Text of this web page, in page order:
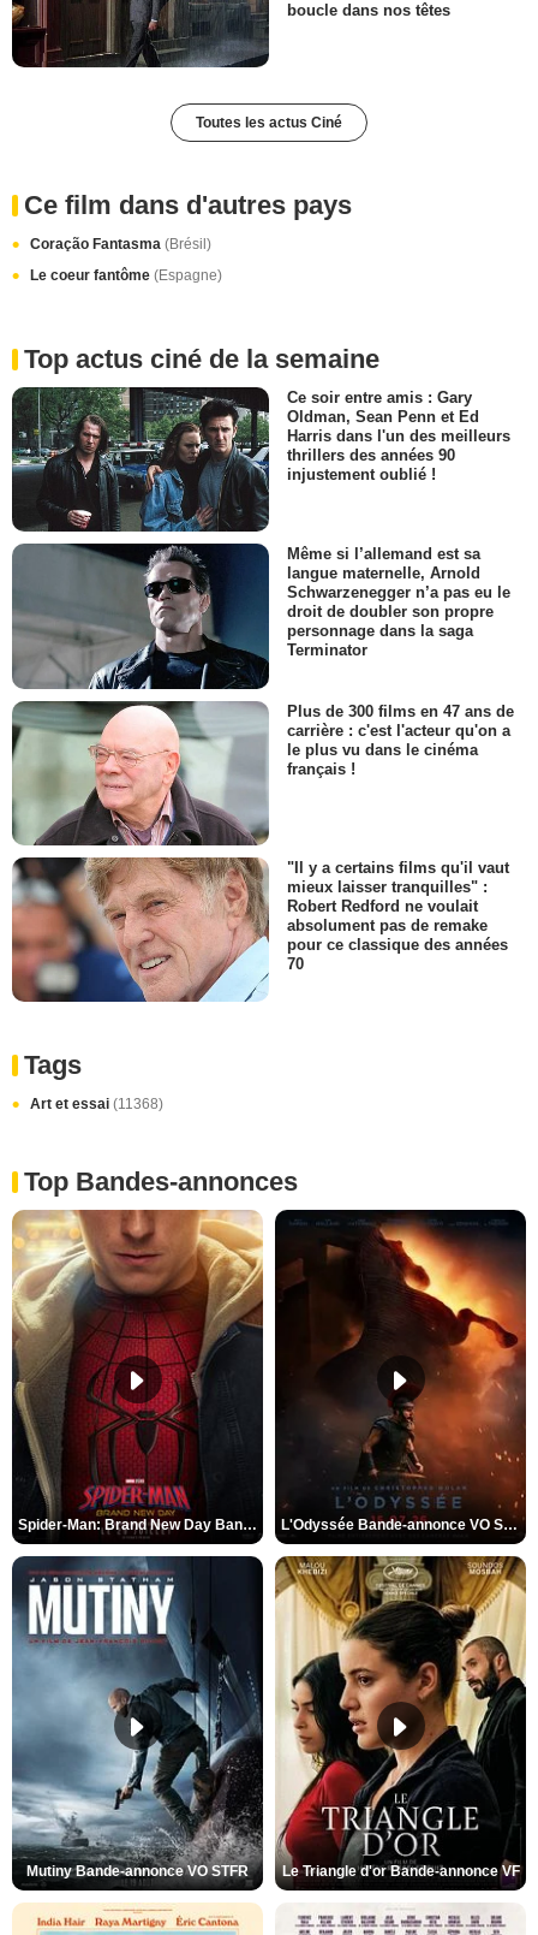
boucle dans nos têtes
Toutes les actus Ciné
Ce film dans d'autres pays
Coração Fantasma (Brésil)
Le coeur fantôme (Espagne)
Top actus ciné de la semaine
Ce soir entre amis : Gary
Oldman, Sean Penn et Ed
Harris dans l'un des meilleurs
thrillers des années 90
injustement oublié !
Même si l’allemand est sa
langue maternelle, Arnold
Schwarzenegger n’a pas eu le
droit de doubler son propre
personnage dans la saga
Terminator
Plus de 300 films en 47 ans de
carrière : c'est l'acteur qu'on a
le plus vu dans le cinéma
français !
"Il y a certains films qu'il vaut
mieux laisser tranquilles" :
Robert Redford ne voulait
absolument pas de remake
pour ce classique des années
70
Tags
Art et essai (11368)
Top Bandes-annonces
Spider-Man: Brand New Day Bande-annonce VO STFR L'Odyssée Bande-annonce VO STFR
Mutiny Bande-annonce VO STFR Le Triangle d'or Bande-annonce VF